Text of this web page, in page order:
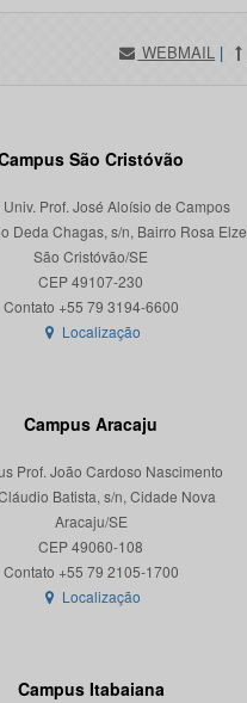
WEBMAIL |
São Cristóvão
Prof. José Aloísio de Campos
Deda Chagas, s/n, Bairro Rosa Elze
São Cristóvão/SE
CEP 49107-230
Localização
Campus Aracaju
Prof. João Cardoso Nascimento
Batista, s/n, Cidade Nova
Aracaju/SE
CEP 49060-108
Localização
Campus Itabaiana